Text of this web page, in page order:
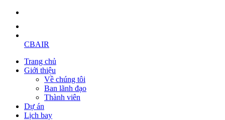
CBAIR
Trang chủ
Giới thiệu
Về chúng tôi
Ban lãnh đạo
Thành viên
Dự án
Lịch bay